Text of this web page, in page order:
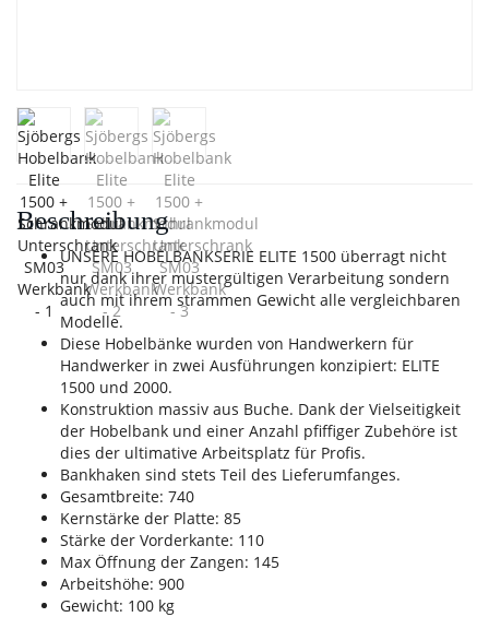
Beschreibung
UNSERE HOBELBANKSERIE ELITE 1500 überragt nicht
nur dank ihrer mustergültigen Verarbeitung sondern
auch mit ihrem strammen Gewicht alle vergleichbaren
Modelle.
Diese Hobelbänke wurden von Handwerkern für
Handwerker in zwei Ausführungen konzipiert: ELITE
1500 und 2000.
Konstruktion massiv aus Buche. Dank der Vielseitigkeit
der Hobelbank und einer Anzahl pfiffiger Zubehöre ist
dies der ultimative Arbeitsplatz für Profis.
Bankhaken sind stets Teil des Lieferumfanges.
Gesamtbreite: 740
Kernstärke der Platte: 85
Stärke der Vorderkante: 110
Max Öffnung der Zangen: 145
Arbeitshöhe: 900
Gewicht: 100 kg